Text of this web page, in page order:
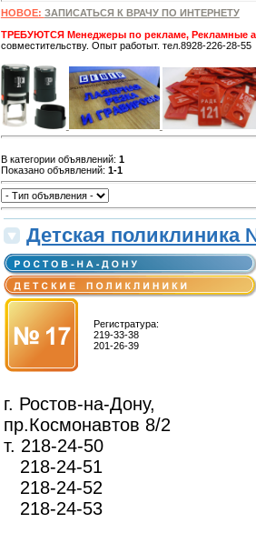
НОВОЕ: ЗАПИСАТЬСЯ К ВРАЧУ ПО ИНТЕРНЕТУ
ТРЕБУЮТСЯ Менеджеры по рекламе, Рекламные
совместительству. Опыт работыт. тел.8928-226-28-55
В категории объявлений: 1
Показано объявлений: 1-1
Детская поликлиника
Регистратура:
219-33-38
201-26-39
г. Ростов-на-Дону,
пр.Космонавтов 8/2
т. 218-24-50
218-24-51
218-24-52
218-24-53